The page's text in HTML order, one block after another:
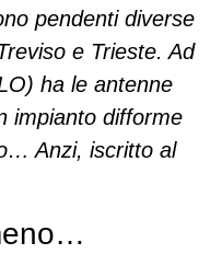
pendenti diverse
e Trieste. Ad
ha le antenne
impianto difforme
Anzi, iscritto al